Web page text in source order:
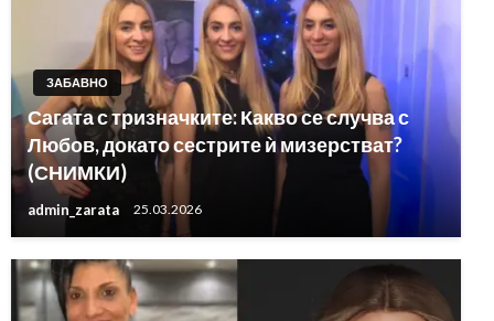
ЗАБАВНО
Сагата с тризначките: Какво се случва с
Любов, докато сестрите ѝ мизерстват?
(СНИМКИ)
admin_zarata 25.03.2026